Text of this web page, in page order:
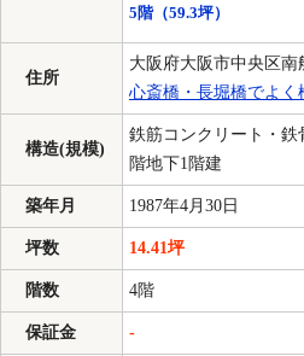
5階（59.3坪）
住所
大阪府大阪市中央区南
心斎橋・長堀橋でよ
構造(規模)
鉄筋コンクリート・鉄
階地下1階建
築年月 1987年4月30日
坪数 14.41坪
階数 4階
保証金 -